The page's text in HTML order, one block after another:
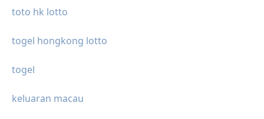
toto hk lotto
togel hongkong lotto
togel
keluaran macau